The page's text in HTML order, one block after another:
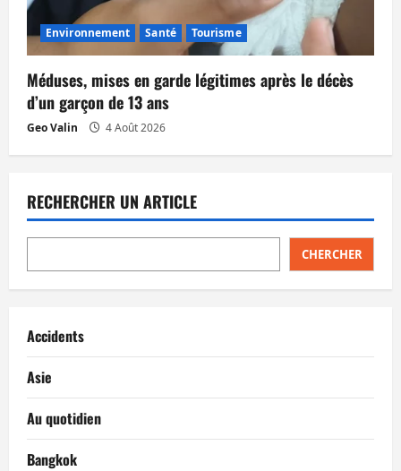
Environnement Santé Tourisme
Méduses, mises en garde légitimes après le décès
d’un garçon de 13 ans
Geo Valin 4 Août 2026
RECHERCHER UN ARTICLE
CHERCHER
Accidents
Asie
Au quotidien
Bangkok